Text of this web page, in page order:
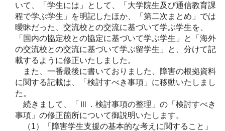
いて、「学生には」として、「大学院生及び通信教育課
程で学ぶ学生」を明記したほか、「第二次まとめ」では
曖昧だった、交流校との交流に基づいて学ぶ学生を、
「国内の協定校との協定に基づいて学ぶ学生」と「海外
の交流校との交流に基づいて学ぶ留学生」と、分けて記
載するように修正いたしました。
また、一番最後に書いておりました、障害の根拠資料
に関する記載は、「検討すべき事項」に移動いたしまし
た。
続きまして、「Ⅲ．検討事項の整理」の「検討すべき
事項」の修正箇所について御説明いたします。
（1）「障害学生支援の基本的な考えに関すること」